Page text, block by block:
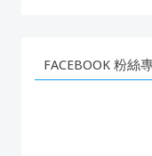
FACEBOOK 粉絲